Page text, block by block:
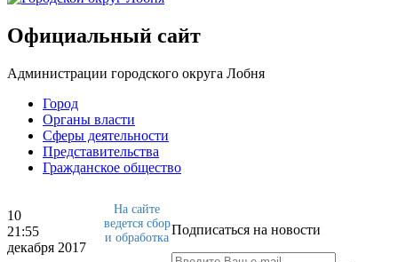
Официальный сайт
Администрации городского округа Лобня
Город
Органы власти
Сферы деятельности
Представительства
Гражданское общество
10
21:55
декабря 2017
Подписаться на новости
На сайте
ведется сбор
и обработка